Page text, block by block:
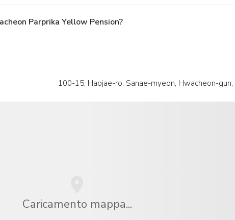
Parprika Yellow Pension?
100-15, Haojae-ro, Sanae-myeon, Hwacheon-gun,
Caricamento mappa...